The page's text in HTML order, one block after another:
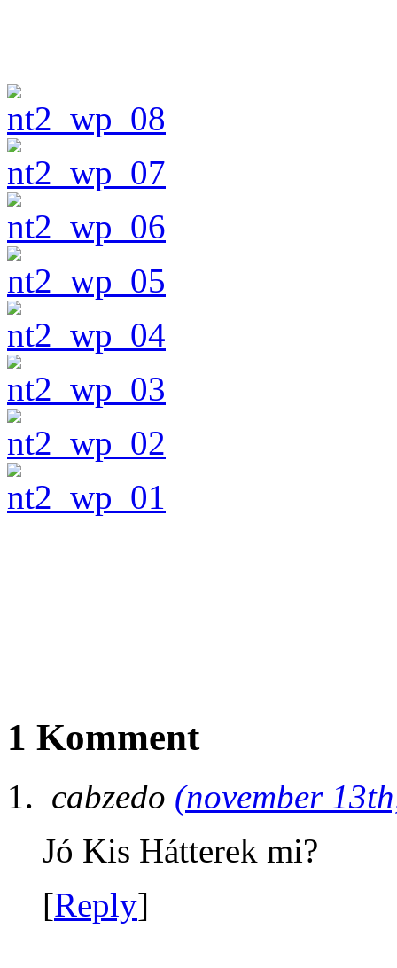
1 Komment
cabzedo (november
Jó Kis Hátterek mi?
[Reply]